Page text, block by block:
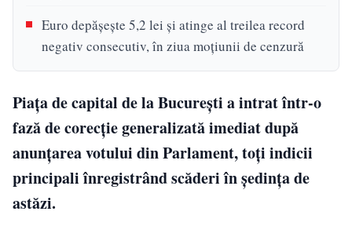
Euro depășește 5,2 lei și atinge al treilea record
negativ consecutiv, în ziua moțiunii de cenzură
Piața de capital de la București a intrat într-o
fază de corecție generalizată imediat după
anunțarea votului din Parlament, toți indicii
principali înregistrând scăderi în ședința de
astăzi.